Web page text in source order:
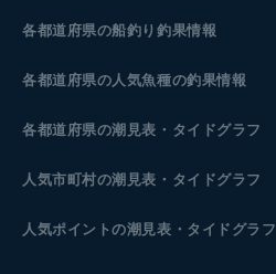
各都道府県の船釣り釣果情報
各都道府県の人気魚種の釣果情報
各都道府県の潮見表 ・タイドグラフ
人気市町村の潮見表・タイドグラフ
人気ポイントの潮見表・タイドグラフ